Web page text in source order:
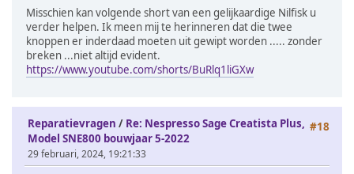
Misschien kan volgende short van een gelijkaardige Nilfisk u
verder helpen. Ik meen mij te herinneren dat die twee
knoppen er inderdaad moeten uit gewipt worden ..... zonder
breken ...niet altijd evident.
https://www.youtube.com/shorts/BuRlq1liGXw
#18
Reparatievragen / Re: Nespresso Sage Creatista Plus,
Model SNE800 bouwjaar 5-2022
29 februari, 2024, 19:21:33